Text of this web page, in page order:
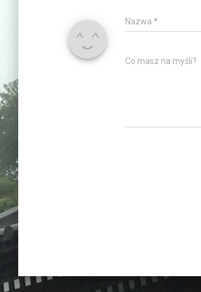
Nazwa *
Co masz na myśli?